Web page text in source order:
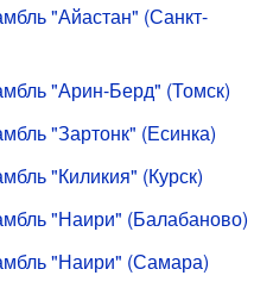
"Айастан" (Санкт-
"Арин-Берд" (Томск)
"Зартонк" (Есинка)
"Киликия" (Курск)
"Наири" (Балабаново)
"Наири" (Самара)